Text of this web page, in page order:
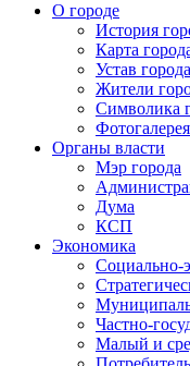
О городе
История
Карта
Устав города
Жители
Символика
Фотогалерея
Органы власти
Мэр города
Дума
КСП
Экономика
Социально-
Частно-
Малый и